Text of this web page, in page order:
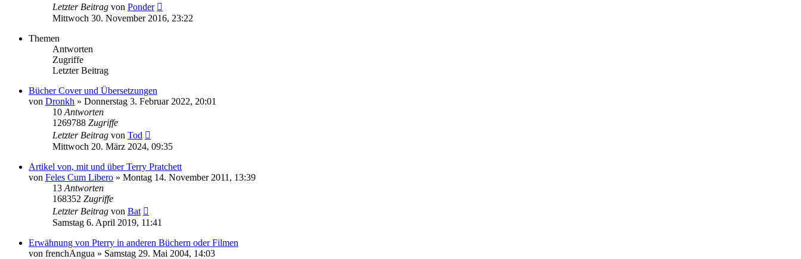
Letzter Beitrag von Ponder
Mittwoch 30. November 2016, 23:22
Themen
Antworten
Zugriffe
Letzter Beitrag
Bücher Cover und Übersetzungen
von Dronkh » Donnerstag 3. Februar 2022, 20:01
10 Antworten
1269788 Zugriffe
Letzter Beitrag von Tod
Mittwoch 20. März 2024, 09:35
Artikel von, mit und über Terry Pratchett
von Feles Cum Libero » Montag 14. November 2011, 13:39
13 Antworten
168352 Zugriffe
Letzter Beitrag von Bat
Samstag 6. April 2019, 11:41
Erwähnung von Pterry in anderen Büchern oder Filmen
von frenchAngua » Samstag 29. Mai 2004, 14:03